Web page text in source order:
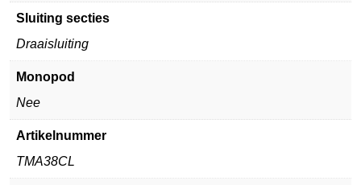
Sluiting secties
Draaisluiting
Monopod
Nee
Artikelnummer
TMA38CL